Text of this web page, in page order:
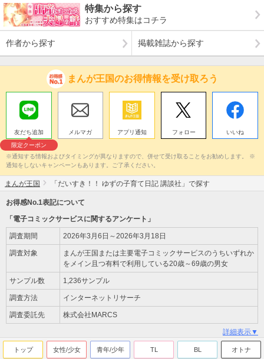
特集から探す
おすすめ特集はコチラ
作者から探す 掲載雑誌から探す
まんが王国のお得情報を受け取ろう
友だち追加
限定クーポン
メルマガ アプリ通知 フォロー いいね
※通知する情報およびタイミングが異なりますので、併せて受け取ることをお勧めします。 ※
通知をしないキャンペーンもあります。ご了承ください。
まんが王国 「だいすき！！ ゆずの子育て日記 講談社」で探す
お得感No.1表記について
「電子コミックサービスに関するアンケート」
調査期間 2026年3月6日～2026年3月18日
調査対象
まんが王国または主要電子コミックサービスのうちいずれか
をメイン且つ有料で利用している20歳～69歳の男女
サンプル数 1,236サンプル
調査方法 インターネットリサーチ
調査委託先 株式会社MARCS
詳細表示▼
トップ 女性/少女 青年/少年 TL BL オトナ